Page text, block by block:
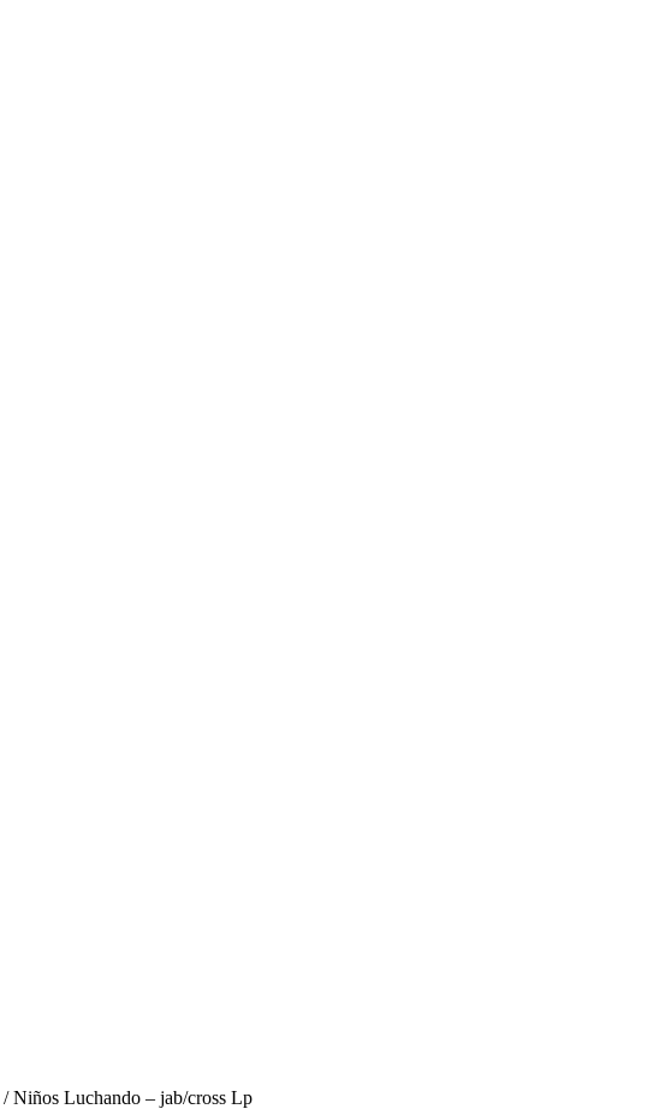
/ Niños Luchando – jab/cross Lp